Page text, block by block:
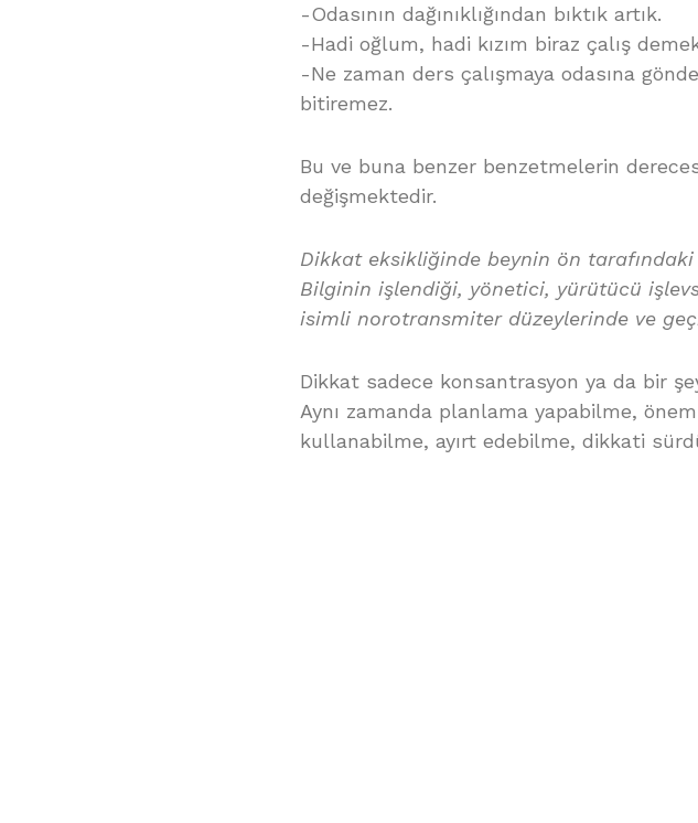
-Odasının dağınıklığından bıktık artık.
-Hadi oğlum, hadi kızım biraz çalış
-Ne zaman ders çalışmaya odasına
bitiremez.
Bu ve buna benzer benzetmelerin
değişmektedir.
Dikkat eksikliğinde beynin ön
Bilginin işlendiği, yönetici, yürütücü
isimli norotransmiter düzeylerinde ve
Dikkat sadece konsantrasyon ya da bir
Aynı zamanda planlama yapabilme,
kullanabilme, ayırt edebilme, dikkati